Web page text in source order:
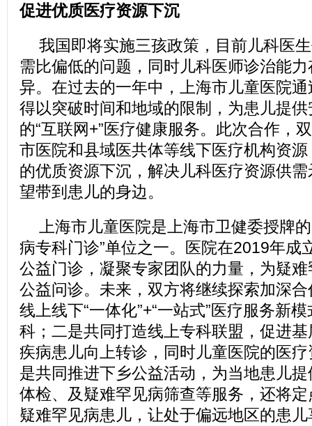
促进优质医疗资源下沉
我国即将实施三孩政策，目前儿科医
需比偏低的问题，同时儿科医师诊治能
异。在过去的一年中，上海市儿童医院
得以突破时间和地域的限制，为患儿提
的“互联网+”医疗健康服务。此次合作，
市医院和县域医共体等线下医疗机构资
的优质资源下沉，解决儿科医疗资源供
望带到患儿的身边。
上海市儿童医院是上海市卫健委授牌
病专科门诊”单位之一。医院在2019年成
公益门诊，凝聚专家团队的力量，为疑
公益问诊。未来，双方将继续探索加深
线上线下“一体化”+“一站式”医疗服务新
科；二是共同打造线上专科联盟，促进
疾病患儿向上转诊，同时儿童医院的医
是共同推进下乡公益活动，为当地患儿
体检、及疑难罕见病筛查等服务，还将
疑难罕见病患儿，让处于偏远地区的患